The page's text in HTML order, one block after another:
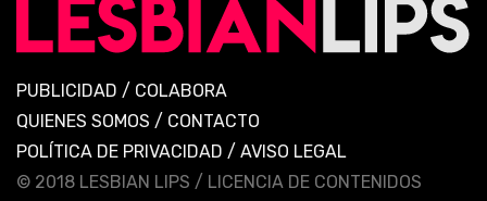
PUBLICIDAD / COLABORA
QUIENES SOMOS / CONTACTO
POLÍTICA DE PRIVACIDAD / AVISO LEGAL
© 2018 LESBIAN LIPS / LICENCIA DE CONTENIDOS